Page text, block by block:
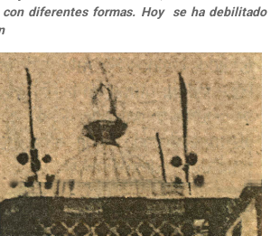
con diferentes formas. Hoy se ha debilitado